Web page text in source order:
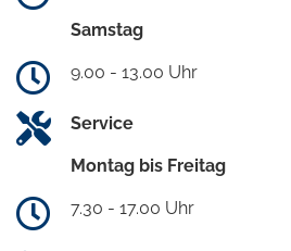
Samstag
9.00 - 13.00 Uhr
Service
Montag bis Freitag
7.30 - 17.00 Uhr